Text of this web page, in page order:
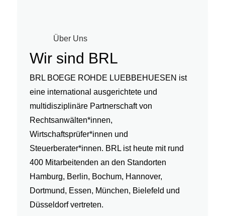
Über Uns
Wir sind BRL
BRL BOEGE ROHDE LUEBBEHUESEN ist
eine international ausgerichtete und
multidisziplinäre Partnerschaft von
Rechtsanwälten*innen,
Wirtschaftsprüfer*innen und
Steuerberater*innen. BRL ist heute mit rund
400 Mitarbeitenden an den Standorten
Hamburg, Berlin, Bochum, Hannover,
Dortmund, Essen, München, Bielefeld und
Düsseldorf vertreten.